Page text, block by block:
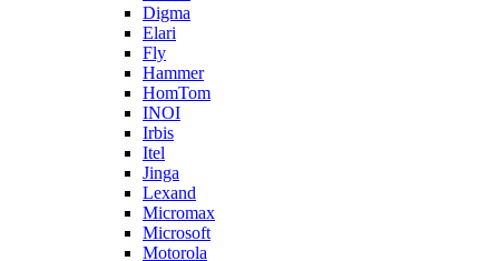
Digma
Elari
Fly
Hammer
HomTom
INOI
Irbis
Itel
Jinga
Lexand
Micromax
Microsoft
Motorola